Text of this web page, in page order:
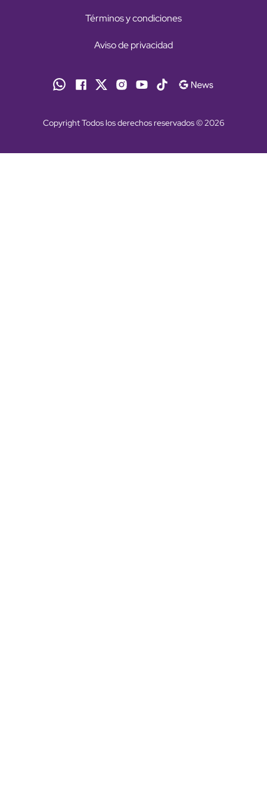
Términos y condiciones
Aviso de privacidad
Copyright Todos los derechos reservados © 2026